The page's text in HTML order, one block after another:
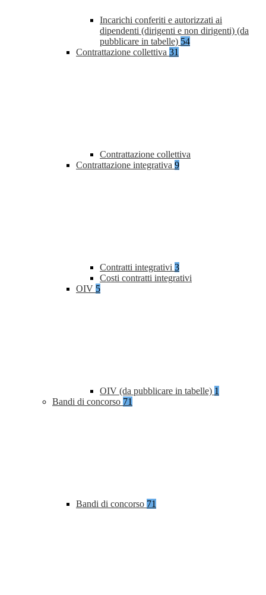
Incarichi conferiti e autorizzati ai
dipendenti (dirigenti e non dirigenti) (da
pubblicare in tabelle) 54
Contrattazione collettiva 31
Contrattazione collettiva
Contrattazione integrativa 9
Contratti integrativi 3
Costi contratti integrativi
OIV 5
OIV (da pubblicare in tabelle) 1
Bandi di concorso 71
Bandi di concorso 71